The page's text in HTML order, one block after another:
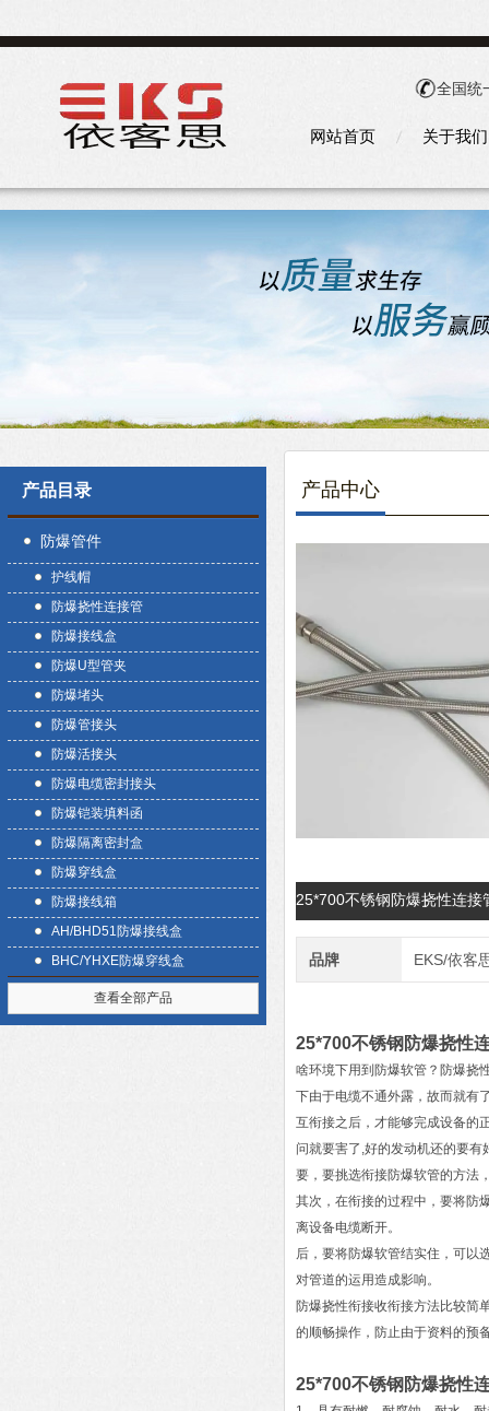
全国统
网站首页 关于我们
产品目录
防爆管件
护线帽
防爆挠性连接管
防爆接线盒
防爆U型管夹
防爆堵头
防爆管接头
防爆活接头
防爆电缆密封接头
防爆铠装填料函
防爆隔离密封盒
防爆穿线盒
防爆接线箱
AH/BHD51防爆接线盒
BHC/YHXE防爆穿线盒
查看全部产品
产品中心
25*700不锈钢防爆挠性连接
品牌 EKS/依客
25*700不锈钢防爆挠性
啥环境下用到防爆软管？防爆挠
下由于电缆不通外露，故而就有
互衔接之后，才能够完成设备的
问就要害了,好的发动机还的要
要，要挑选衔接防爆软管的方法
其次，在衔接的过程中，要将防
离设备电缆断开。
后，要将防爆软管结实住，可以
对管道的运用造成影响。
防爆挠性衔接收衔接方法比较简
的顺畅操作，防止由于资料的预
25*700不锈钢防爆挠性